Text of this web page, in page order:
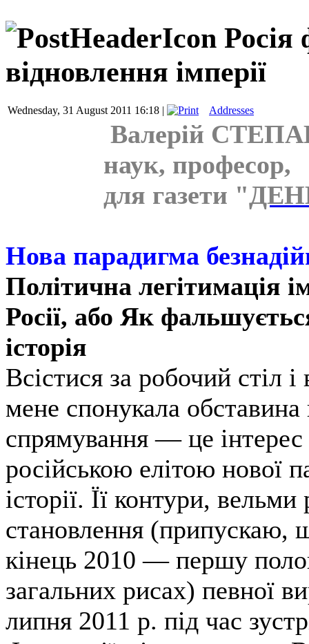
Росія
відновлення імперії
Wednesday, 31 August 2011 16:18 | Addresses
Валерій
наук, професор,
для газети "
Нова парадигма
Політична легітимація
Росії, або Як
історія
Всістися за робочий стіл
мене спонукала
спрямування — це
російською елітою нової
історії. Її контури,
становлення (припускаю,
кінець 2010 — першу
загальних рисах) певної
липня 2011 р. під час